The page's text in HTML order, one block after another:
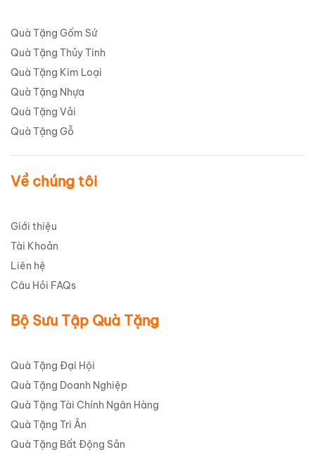
Quà Tặng Gốm Sứ
Quà Tặng Thủy Tinh
Quà Tặng Kim Loại
Quà Tặng Nhựa
Quà Tặng Vải
Quà Tặng Gỗ
Về chúng tôi
Giới thiệu
Tài Khoản
Liên hệ
Câu Hỏi FAQs
Bộ Sưu Tập Quà Tặng
Quà Tặng Đại Hội
Quà Tặng Doanh Nghiệp
Quà Tặng Tài Chính Ngân Hàng
Quà Tặng Tri Ân
Quà Tặng Bất Động Sản